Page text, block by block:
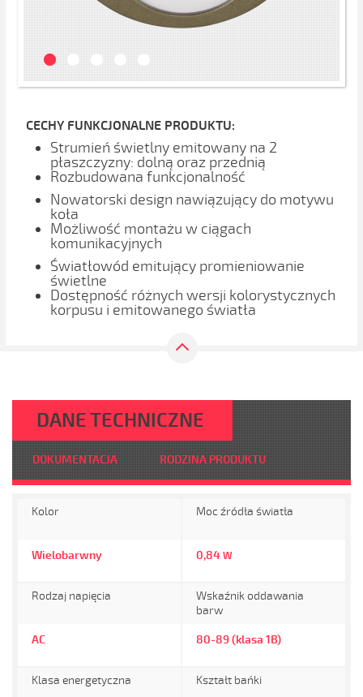
CECHY FUNKCJONALNE PRODUKTU:
Strumień świetlny emitowany na 2
płaszczyzny: dolną oraz przednią
Rozbudowana funkcjonalność
Nowatorski design nawiązujący do motywu
koła
Możliwość montażu w ciągach
komunikacyjnych
Światłowód emitujący promieniowanie
świetlne
Dostępność różnych wersji kolorystycznych
korpusu i emitowanego światła
DANE TECHNICZNE
DOKUMENTACJA RODZINA PRODUKTU
Kolor
Wielobarwny
Moc źródła światła
0,84 W
Rodzaj napięcia
AC
Wskaźnik oddawania
barw
80-89 (klasa 1B)
Klasa energetyczna Kształt bańki